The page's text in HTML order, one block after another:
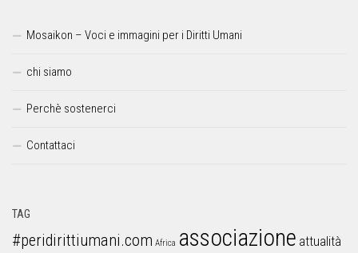
Mosaikon – Voci e immagini per i Diritti Umani
chi siamo
Perchè sostenerci
Contattaci
TAG
#peridirittiumani.com Africa associazione attualità